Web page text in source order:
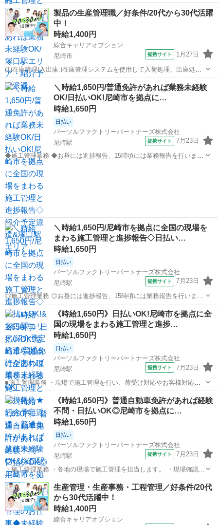
す。 ★現場で施工管理を行い、荷受け対応やお客様対応をします。 ★
普通自動車免許があれば未経験でもOK! ※北海道から沖縄まで、全国
各地へ出張します。 ★紹介...
兵庫 尼崎駅 生産管理
製品の生産管理職／好条件/20代から30代活躍
中！
時給1,400円
綜合キャリアオプション
尼崎市
提携サイト 1月27日
(1)在庫管理(入出庫.)在庫管理システムを使用して入荷処理、出庫処理
など各物品の入出庫(2)在庫管理(整理整頓)棚の整理やバーコードの張
り替え(3)設置組立、在庫管理業務に余裕のある時に組立の応援作業 ■
お仕事PR ≪残...
兵庫 生産管理
＼時給1,650円/普通免許があれば業務未経験
OK/日払いOK!尼崎市を拠点に…
時給1,650円
日払い
パーソルファクトリーパートナーズ株式会社
尼崎駅
提携サイト 7月23日
◆施工管理業務 ◆お昼には進捗報告、15時頃には業務報告を行いま
す。 ◆現場で施工管理を行い、荷受け対応やお客様対応をします。 ◆
普通自動車免許があれば未経験でもOK! ※北海道から沖縄まで、全国
兵庫 尼崎駅
＼時給1,650円/尼崎市を拠点に全国の現場を
まわる施工管理と進捗報告◇日払い…
時給1,650円
日払い
パーソルファクトリーパートナーズ株式会社
尼崎駅
提携サイト 7月23日
◎施工管理業務 ◎お昼には進捗報告、15時頃には業務報告を行いま
す。 ◎現場で施工管理を行い、荷受け対応やお客様対応をします。 ◎
普通自動車免許があれば未経験でもOK! ※北海道から沖縄まで、全国
各地へ出張します。 ◎紹介...
兵庫 生産管理
《時給1,650円》日払いOK!尼崎市を拠点に全
国の現場をまわる施工管理と進捗…
時給1,650円
日払い
パーソルファクトリーパートナーズ株式会社
尼崎駅
提携サイト 7月23日
■施工管理業務 ・現場で施工管理を行い、荷受け対応やお客様対応を
します。 ・お昼には進捗報告、15時頃には業務報告を行います。 ・普
通自動車免許があれば未経験でもOK! ※北海道から沖縄まで、全国各
地へ出張します。 ★紹介...
兵庫 尼崎駅 生産管理
《時給1,650円》普通自動車免許があれば経験
不問・日払いOK◎尼崎市を拠点に…
時給1,650円
日払い
パーソルファクトリーパートナーズ株式会社
尼崎駅
提携サイト 7月23日
・施工管理業務 ・各地の現場で施工管理を担当します。 ・現場確認や
進捗報告、荷受けなどを行います。 ・未経験OK!普通自動車免許があ
ればすぐに始められます。 ※北海道から沖縄まで、全国各地へ出張し
ます。 ・紹介予定派遣の求...
兵庫 尼崎駅 生産管理
生産管理・生産事務・工程管理／好条件/20代
から30代活躍中！
時給1,400円
綜合キャリアオプション